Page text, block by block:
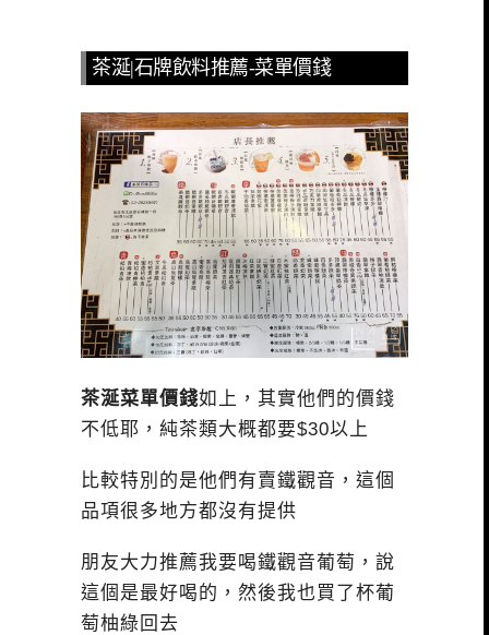
茶涎|石牌飲料推薦-菜單價錢
茶涎菜單價錢如上，其實他們的價錢
不低耶，純茶類大概都要$30以上
比較特別的是他們有賣鐵觀音，這個
品項很多地方都沒有提供
朋友大力推薦我要喝鐵觀音葡萄，說
這個是最好喝的，然後我也買了杯葡
萄柚綠回去